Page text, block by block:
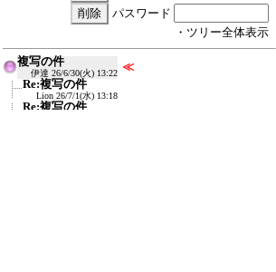
パスワード
・ツリー全体表示
複写の件
伊達 26/6/30(火) 13:22 ≪
Re:複写の件
Lion 26/7/1(水) 13:18
Re:複写の件